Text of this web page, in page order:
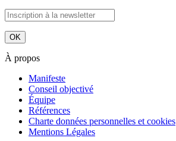
À propos
Manifeste
Conseil objectivé
Équipe
Références
Charte données personnelles et cookies
Mentions Légales